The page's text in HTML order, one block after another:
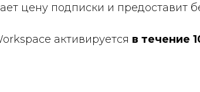
цену подписки и
активируется в течение